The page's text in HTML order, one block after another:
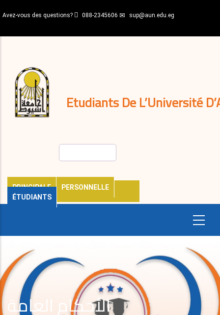
au
principal
Avez-vous des questions? 088-2345606 sup@aun.edu.eg
Etudiants De L’Université
PRINCIPALE
PERSONNELLE
ÉTUDIANTS
décisions
Expatriés
Journal
الأحكام العامة